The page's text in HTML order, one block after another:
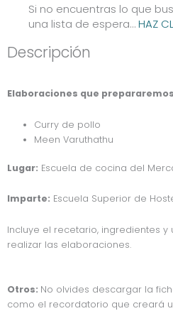
Si no encuentras lo que
una lista de espera…HAZ
Descripción
Elaboraciones que
Curry de pollo
Meen Varuthathu
Lugar: Escuela de cocina del
Imparte: Escuela Superior de
Incluye el recetario, ingredientes
realizar las elaboraciones.
Otros: No olvides descargar la
como el recordatorio que creará